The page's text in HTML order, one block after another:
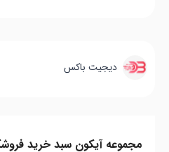
دیجیت باکس